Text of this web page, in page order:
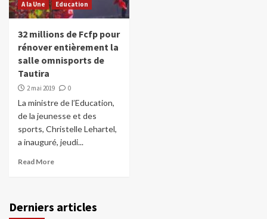
A la Une Education
32 millions de Fcfp pour
rénover entièrement la
salle omnisports de
Tautira
2 mai 2019 0
La ministre de l’Education,
de la jeunesse et des
sports, Christelle Lehartel,
a inauguré, jeudi...
Read More
Derniers articles